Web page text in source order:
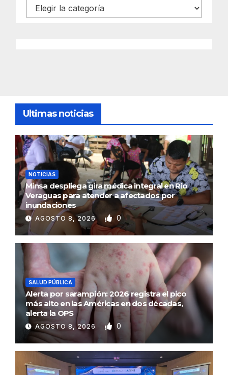
Categorías
Ultimas noticias
NOTICIAS
Minsa despliega gira médica integral en Río
Veraguas para atender a afectados por
inundaciones
AGOSTO 8, 2026 0
SALUD PÚBLICA
Alerta por sarampión: 2026 registra el pico
más alto en las Américas en dos décadas,
alerta la OPS
AGOSTO 8, 2026 0